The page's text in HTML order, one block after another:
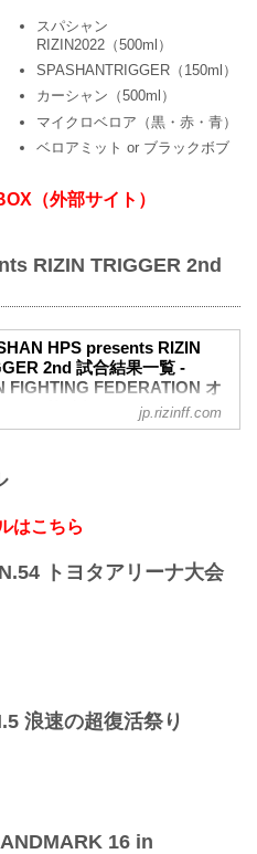
スパシャン
RIZIN2022（500ml）
SPASHANTRIGGER（150ml）
カーシャン（500ml）
マイクロベロア（黒・赤・青）
ベロアミット or ブラックボブ
（外部サイト）
RIZIN TRIGGER 2nd
HPS presents RIZIN
2nd 試合結果一覧 -
FIGHTING FEDERATION オ
MMAルール：5分 3R（66.0kg）
LOSE）
22秒 SUB（タップアウト：リアネ
ドチョーク）
結果詳細
16秒 TKO（レフェリーストップ：
jp.rizinff.com
はこちら
トヨタアリーナ大会
浪速の超復活祭り
16 in